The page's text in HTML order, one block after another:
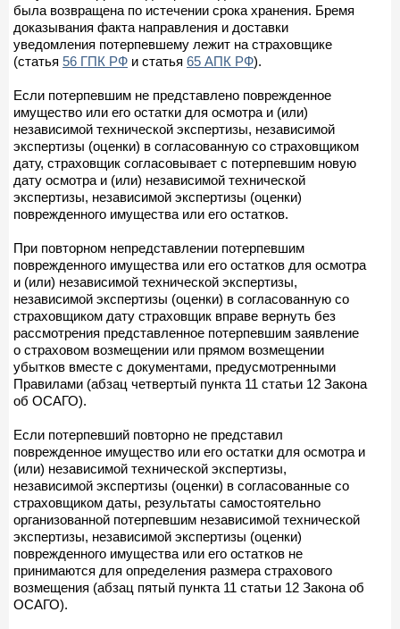
была возвращена по истечении срока хранения. Бремя
доказывания факта направления и доставки
уведомления потерпевшему лежит на страховщике
(статья 56 ГПК РФ и статья 65 АПК РФ).
Если потерпевшим не представлено поврежденное
имущество или его остатки для осмотра и (или)
независимой технической экспертизы, независимой
экспертизы (оценки) в согласованную со страховщиком
дату, страховщик согласовывает с потерпевшим новую
дату осмотра и (или) независимой технической
экспертизы, независимой экспертизы (оценки)
поврежденного имущества или его остатков.
При повторном непредставлении потерпевшим
поврежденного имущества или его остатков для осмотра
и (или) независимой технической экспертизы,
независимой экспертизы (оценки) в согласованную со
страховщиком дату страховщик вправе вернуть без
рассмотрения представленное потерпевшим заявление
о страховом возмещении или прямом возмещении
убытков вместе с документами, предусмотренными
Правилами (абзац четвертый пункта 11 статьи 12 Закона
об ОСАГО).
Если потерпевший повторно не представил
поврежденное имущество или его остатки для осмотра и
(или) независимой технической экспертизы,
независимой экспертизы (оценки) в согласованные со
страховщиком даты, результаты самостоятельно
организованной потерпевшим независимой технической
экспертизы, независимой экспертизы (оценки)
поврежденного имущества или его остатков не
принимаются для определения размера страхового
возмещения (абзац пятый пункта 11 статьи 12 Закона об
ОСАГО).